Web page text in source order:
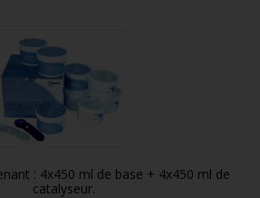
: 4x450 ml de base + 4x450 ml de
catalyseur.